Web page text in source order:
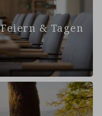
Feiern & Tagen